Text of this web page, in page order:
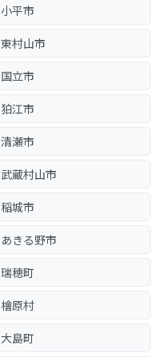
小平市
東村山市
国立市
狛江市
清瀬市
武蔵村山市
稲城市
あきる野市
瑞穂町
檜原村
大島町